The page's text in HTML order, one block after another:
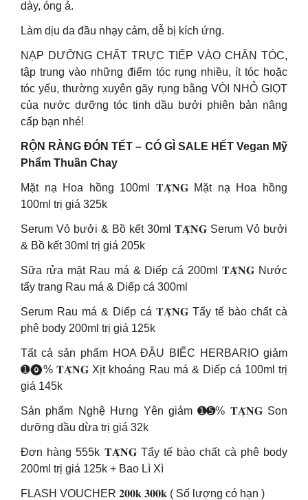
dày, óng ả.
Làm dịu da đầu nhạy cảm, dễ bị kích ứng.
NẠP DƯỠNG CHẤT TRỰC TIẾP VÀO CHÂN TÓC,
tập trung vào những điểm tóc rụng nhiều, ít tóc hoặc
tóc yếu, thường xuyên gãy rụng bằng VÒI NHỎ GIỌT
của nước dưỡng tóc tinh dầu bưởi phiên bản nâng
cấp bạn nhé!
RỘN RÀNG ĐÓN TẾT – CÓ GÌ SALE HẾT Vegan Mỹ
Phẩm Thuần Chay
Mặt nạ Hoa hồng 100ml 𝐓𝐀̣̆𝐍𝐆 Mặt nạ Hoa hồng
100ml trị giá 325k
Serum Vỏ bưởi & Bồ kết 30ml 𝐓𝐀̣̆𝐍𝐆 Serum Vỏ bưởi
& Bồ kết 30ml trị giá 205k
Sữa rửa mặt Rau má & Diếp cá 200ml 𝐓𝐀̣̆𝐍𝐆 Nước
tẩy trang Rau má & Diếp cá 300ml
Serum Rau má & Diếp cá 𝐓𝐀̣̆𝐍𝐆 Tẩy tế bào chất cà
phê body 200ml trị giá 125k
Tất cả sản phẩm HOA ĐẬU BIẾC HERBARIO giảm
➊⓿% 𝐓𝐀̣̆𝐍𝐆 Xịt khoáng Rau má & Diếp cá 100ml trị
giá 145k
Sản phẩm Nghệ Hưng Yên giảm ➊➎% 𝐓𝐀̣̆𝐍𝐆 Son
dưỡng dầu dừa trị giá 32k
Đơn hàng 555k 𝐓𝐀̣̆𝐍𝐆 Tẩy tế bào chất cà phê body
200ml trị giá 125k + Bao Lì Xì
FLASH VOUCHER 𝟐𝟎𝟎𝐤 𝟑𝟎𝟎𝐤 ( Số lượng có hạn )